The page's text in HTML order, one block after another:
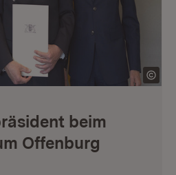
beim
Offenburg